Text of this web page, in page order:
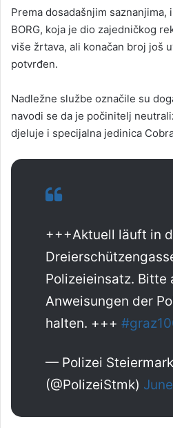
Prema dosadašnjim
BORG, koja je dio zajedničkog
više žrtava, ali konačan broj još
potvrđen.
Nadležne službe označile su
navodi se da je počinitelj
djeluje i specijalna jedinica
+++Aktuell läuft in
Polizeieinsatz. Bitte
Anweisungen der
halten. +++
— Polizei Steiermark
(@PolizeiStmk)